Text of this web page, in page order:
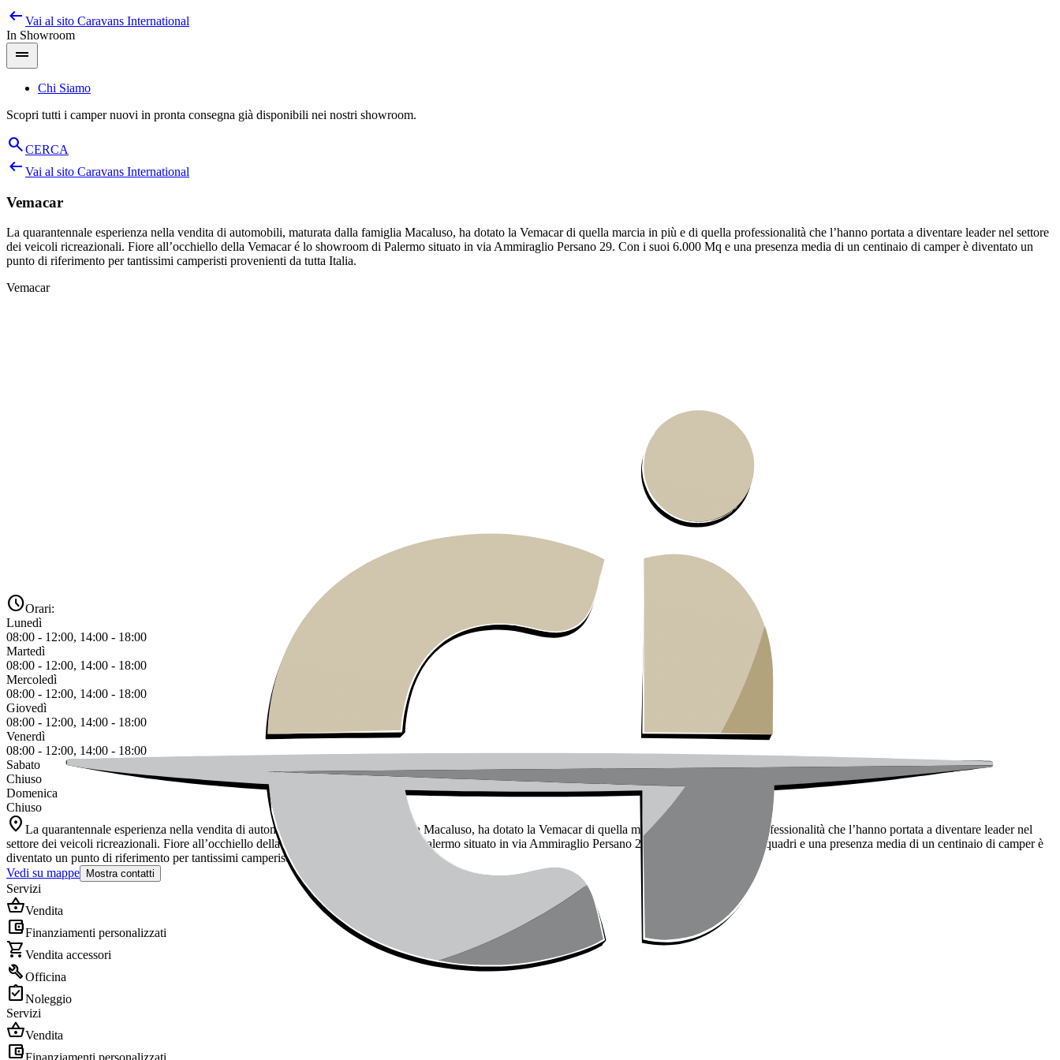
Salta
contenuto
arrow_left_alt Vai al sito Caravans International
In Showroom
drag_handle
Chi Siamo
Scopri tutti i camper nuovi in pronta consegna già disponibili nei nostri showroom.
searchCERCA
arrow_left_alt Vai al sito Caravans International
Vemacar
La quarantennale esperienza nella vendita di automobili, maturata dalla famiglia Macaluso, ha dotato la Vemacar di quella marcia in più e di quella professionalità che l’hanno portata a diventare leader nel settore
dei veicoli ricreazionali. Fiore all’occhiello della Vemacar é lo showroom di Palermo situato in via Ammiraglio Persano 29. Con i suoi 6.000 Mq e una presenza media di un centinaio di camper è diventato un
punto di riferimento per tantissimi camperisti provenienti da tutta Italia.
Vemacar
scheduleOrari:
Lunedì
08:00 - 12:00, 14:00 - 18:00
Martedì
08:00 - 12:00, 14:00 - 18:00
Mercoledì
08:00 - 12:00, 14:00 - 18:00
Giovedì
08:00 - 12:00, 14:00 - 18:00
Venerdì
08:00 - 12:00, 14:00 - 18:00
Sabato
Chiuso
Domenica
Chiuso
location_on La quarantennale esperienza nella vendita di automobili, maturata dalla famiglia Macaluso, ha dotato la Vemacar di quella marcia in più e di quella professionalità che l’hanno portata a diventare leader nel
settore dei veicoli ricreazionali. Fiore all’occhiello della Vemacar é lo showroom di Palermo situato in via Ammiraglio Persano 29. Con i suoi 6.000 metriquadri e una presenza media di un centinaio di camper è
diventato un punto di riferimento per tantissimi camperisti provenienti da tutta Italia.
Vedi su mappe
Mostra contatti
Servizi
shopping_basketVendita
account_balance_walletFinanziamenti personalizzati
shopping_cartVendita accessori
buildOfficina
assignment_turned_inNoleggio
Servizi
shopping_basketVendita
account_balance_wallet